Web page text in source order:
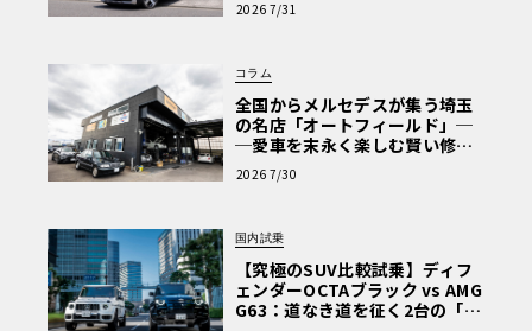
Why? Hyundai?】〈PR〉
2026 7/31
コラム
全国からメルセデスが集う埼玉
の名店「オートフィールド」─
─愛車を末永く楽しむ賢い修理
術と、プロがフックス製オイル
を選ぶ理由〈PR〉
2026 7/30
国内試乗
【究極のSUV比較試乗】ディフ
ェンダーOCTAブラック vs AMG
G63：道なき道を征く2台の「対